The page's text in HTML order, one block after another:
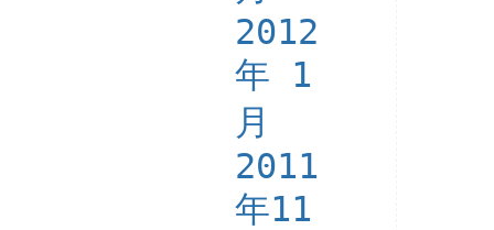
2012
年 1
月
2011
年11